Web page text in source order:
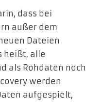
dass bei
außer dem
Dateien
heißt, alle
als Rohdaten noch
werden
aufgespielt,